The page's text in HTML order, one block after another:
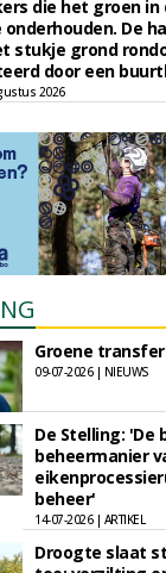
die het groen in
De
stukje grond
door een
2026
Groene
09-07-2026 | NIEUWS
De Stelling: 'De
beheermanier
beheer'
14-07-2026 | ARTIKEL
Droogte slaat